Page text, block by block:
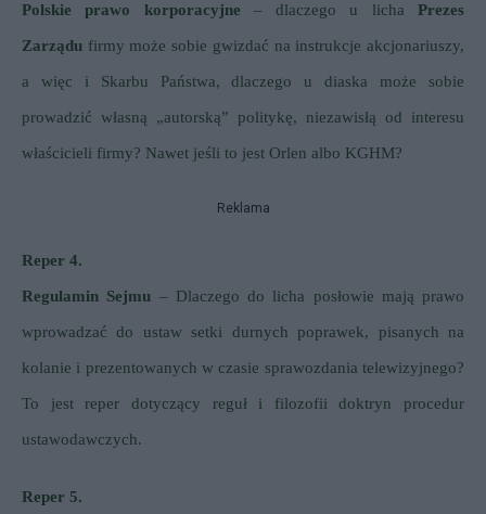
Polskie prawo korporacyjne – dlaczego u lichaPrezes
Zarządu firmy może sobie gwizdać na instrukcje akcjonariuszy,
a więc i Skarbu Państwa, dlaczego u diaska może sobie
prowadzić własną „autorską” politykę, niezawisłą od interesu
właścicieli firmy? Nawet jeśli to jest Orlen albo KGHM?
Reklama
Reper 4.
Regulamin Sejmu – Dlaczego do licha posłowie mają prawo
wprowadzać do ustaw setki durnych poprawek, pisanych na
kolanie i prezentowanych w czasie sprawozdania telewizyjnego?
To jest reper dotyczący reguł i filozofii doktryn procedur
ustawodawczych.
Reper 5.